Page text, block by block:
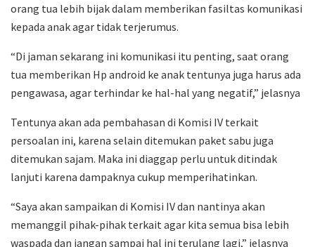
orang tua lebih bijak dalam memberikan fasiltas komunikasi
kepada anak agar tidak terjerumus.
“Di jaman sekarang ini komunikasi itu penting, saat orang
tua memberikan Hp android ke anak tentunya juga harus ada
pengawasa, agar terhindar ke hal-hal yang negatif,” jelasnya
Tentunya akan ada pembahasan di Komisi IV terkait
persoalan ini, karena selain ditemukan paket sabu juga
ditemukan sajam. Maka ini diaggap perlu untuk ditindak
lanjuti karena dampaknya cukup memperihatinkan.
“Saya akan sampaikan di Komisi IV dan nantinya akan
memanggil pihak-pihak terkait agar kita semua bisa lebih
waspada dan jangan sampai hal ini terulang lagi,” jelasnya